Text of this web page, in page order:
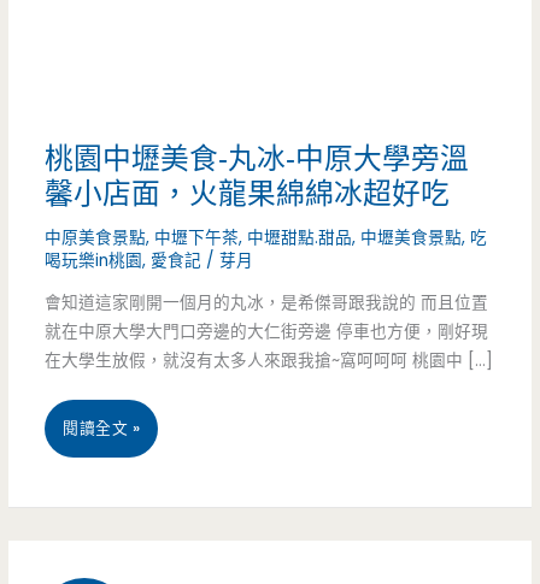
桃園中壢美食-丸冰-中原大學旁溫
馨小店面，火龍果綿綿冰超好吃
中原美食景點, 中壢下午茶, 中壢甜點.甜品, 中壢美食景點, 吃
喝玩樂in桃園, 愛食記 /芽月
會知道這家剛開一個月的丸冰，是希傑哥跟我說的 而且位置
就在中原大學大門口旁邊的大仁街旁邊 停車也方便，剛好現
在大學生放假，就沒有太多人來跟我搶~窩呵呵呵 桃園中 […]
桃
閱讀全文 »